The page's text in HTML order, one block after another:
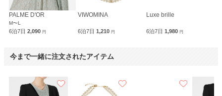
PALME D'OR
M〜L
6泊7日 2,090 円
VIWOMINA
6泊7日 1,210 円
Luxe brille
6泊7日1,980円
今まで一緒に注文されたアイテム